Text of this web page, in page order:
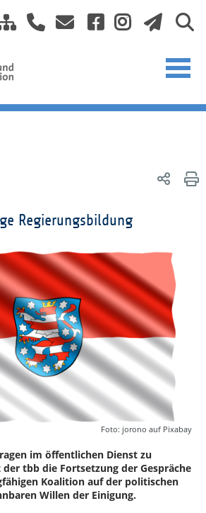
Regierungsbildung
Foto: jorono auf Pixabay
im öffentlichen Dienst zu
tbb die Fortsetzung der Gespräche
Koalition auf der politischen
Willen der Einigung.